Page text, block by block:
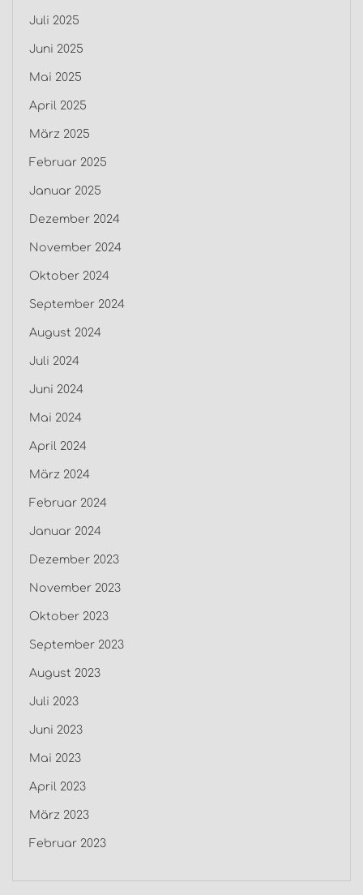
Juli 2025
Juni 2025
Mai 2025
April 2025
März 2025
Februar 2025
Januar 2025
Dezember 2024
November 2024
Oktober 2024
September 2024
August 2024
Juli 2024
Juni 2024
Mai 2024
April 2024
März 2024
Februar 2024
Januar 2024
Dezember 2023
November 2023
Oktober 2023
September 2023
August 2023
Juli 2023
Juni 2023
Mai 2023
April 2023
März 2023
Februar 2023